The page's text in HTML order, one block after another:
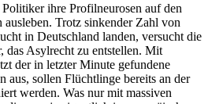
ihre Profilneurosen auf den
Trotz sinkender Zahl von
in Deutschland landen, versucht die
das Asylrecht zu entstellen. Mit
der in letzter Minute gefundene
aus, sollen Flüchtlinge bereits an der
werden. Was nur mit massiven